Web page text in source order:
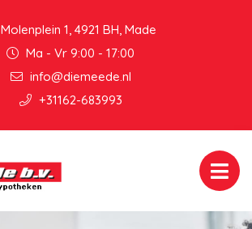
Molenplein 1, 4921 BH, Made
Ma - Vr 9:00 - 17:00
info@diemeede.nl
+31162-683993